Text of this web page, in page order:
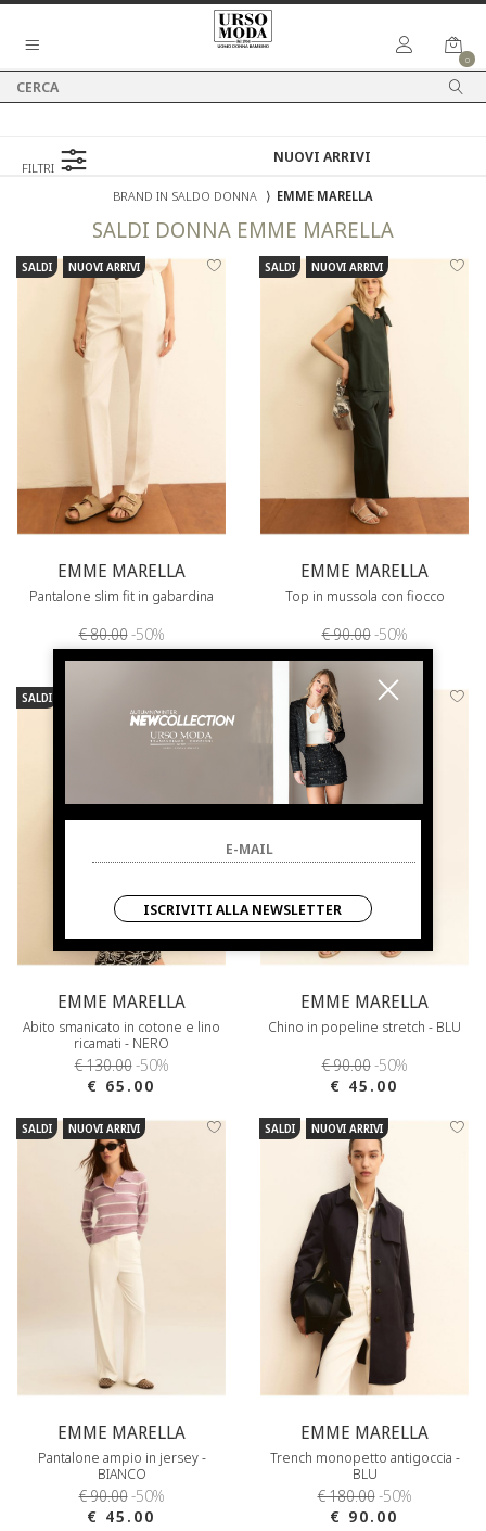
0
FILTRI
BRAND IN SALDO DONNA ⟩ EMME MARELLA
SALDI DONNA EMME MARELLA
SALDI NUOVI ARRIVI
EMME MARELLA
Pantalone slim fit in gabardina
€ 80.00-50%
€ 40.00
SALDI NUOVI ARRIVI
EMME MARELLA
Top in mussola con fiocco
€ 90.00-50%
€ 45.00
SALDI
EMME MARELLA
Abito smanicato in cotone e lino
ricamati - NERO
€ 130.00-50%
€ 65.00
SALDI NUOVI ARRIVI
EMME MARELLA
Chino in popeline stretch - BLU
€ 90.00-50%
€ 45.00
SALDI NUOVI ARRIVI
EMME MARELLA
Pantalone ampio in jersey -
BIANCO
€ 90.00-50%
€ 45.00
SALDI NUOVI ARRIVI
EMME MARELLA
Trench monopetto antigoccia -
BLU
€ 180.00-50%
€ 90.00
ISCRIVITI ALLA NEWSLETTER